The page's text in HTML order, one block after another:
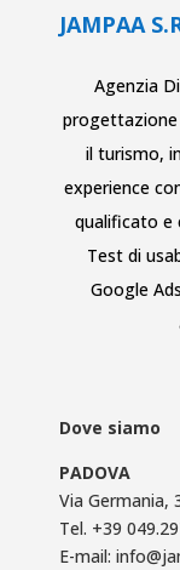
JAMPAA
Agenzia
progettazione
il turismo,
experience
qualificato e
Test di
Google Ads
Dove siamo
PADOVA
Via Germania,
Tel. +39
E-mail: